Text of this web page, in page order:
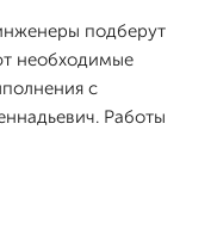
подберут
необходимые
с
Работы